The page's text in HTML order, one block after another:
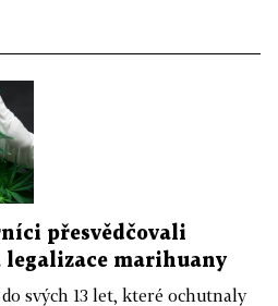
přesvědčovali
legalizace marihuany
svých 13 let, které ochutnaly